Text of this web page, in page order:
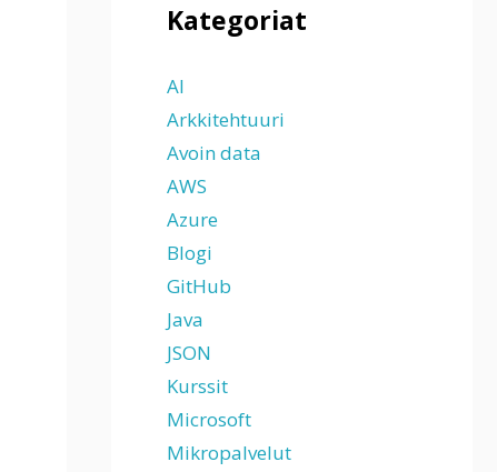
Kategoriat
AI
Arkkitehtuuri
Avoin data
AWS
Azure
Blogi
GitHub
Java
JSON
Kurssit
Microsoft
Mikropalvelut